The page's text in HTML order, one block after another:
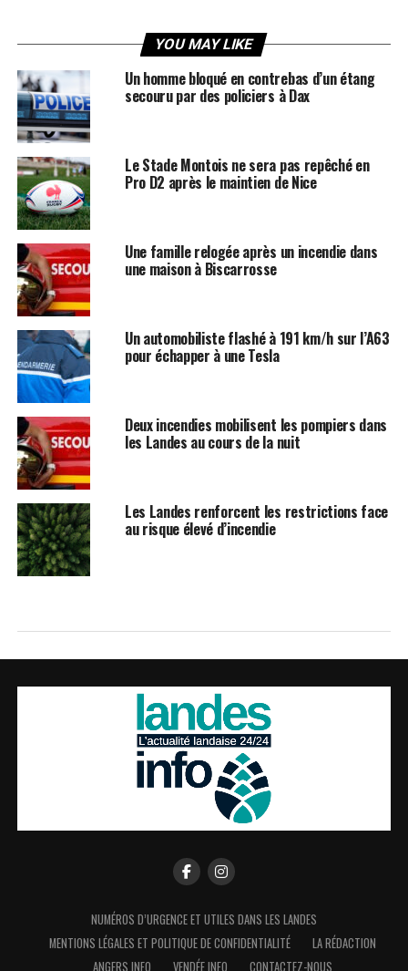
YOU MAY LIKE
Un homme bloqué en contrebas d’un étang
secouru par des policiers à Dax
Le Stade Montois ne sera pas repêché en
Pro D2 après le maintien de Nice
Une famille relogée après un incendie dans
une maison à Biscarrosse
Un automobiliste flashé à 191 km/h sur l’A63
pour échapper à une Tesla
Deux incendies mobilisent les pompiers dans
les Landes au cours de la nuit
Les Landes renforcent les restrictions face
au risque élevé d’incendie
NUMÉROS D’URGENCE ET UTILES DANS LES LANDES
MENTIONS LÉGALES ET POLITIQUE DE CONFIDENTIALITÉ
LA RÉDACTION
ANGERS INFO
VENDÉE INFO CONTACTEZ-NOUS